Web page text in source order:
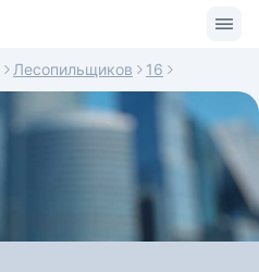
Лесопильщиков 16